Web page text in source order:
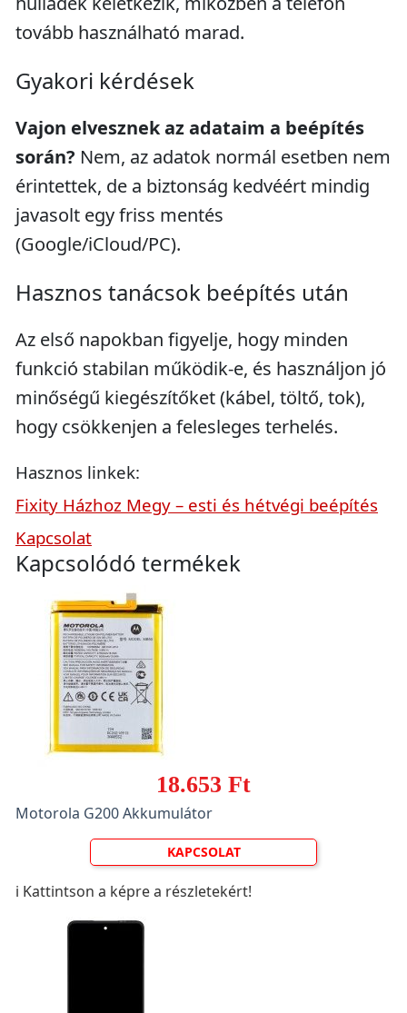
tovább használható marad.
Gyakori kérdések
Vajon elvesznek az adataim a beépítés
során? Nem, az adatok normál esetben nem
érintettek, de a biztonság kedvéért mindig
javasolt egy friss mentés
(Google/iCloud/PC).
Hasznos tanácsok beépítés után
Az első napokban figyelje, hogy minden
funkció stabilan működik-e, és használjon jó
minőségű kiegészítőket (kábel, töltő, tok),
hogy csökkenjen a felesleges terhelés.
Hasznos linkek:
Fixity Házhoz Megy – esti és hétvégi beépítés
Kapcsolat
Kapcsolódó termékek
18.653 Ft
Motorola G200 Akkumulátor
KAPCSOLAT
ℹ️ Kattintson a képre a részletekért!